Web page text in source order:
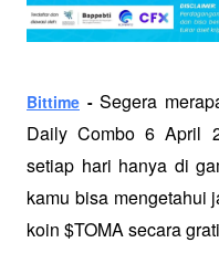
Bittime - Segera
Daily Combo 6 April
setiap hari hanya di
kamu bisa mengetahui
koin $TOMA secara